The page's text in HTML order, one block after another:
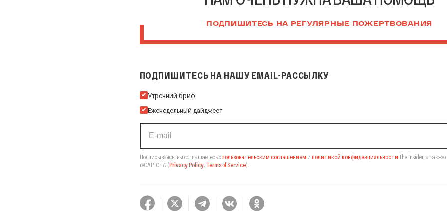
ПОДПИШИТЕСЬ НА РЕГУЛЯРНЫЕ ПОЖЕРТВОВАНИЯ
ПОДПИШИТЕСЬ НА НАШУ EMAIL-РАССЫЛКУ
Подпишитесь на нашу Email-рассылку
Утренний бриф
Еженедельный дайджест
Подписываясь, вы соглашаетесь спользовательским соглашением и политикой конфиденциальности The Insider, а также
reCAPTCHA (Privacy Policy, Terms of Service).